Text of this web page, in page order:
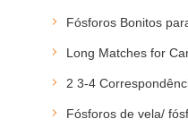
Fósforos Bonitos
Long Matches for
2 3-4
Fósforos de vela/